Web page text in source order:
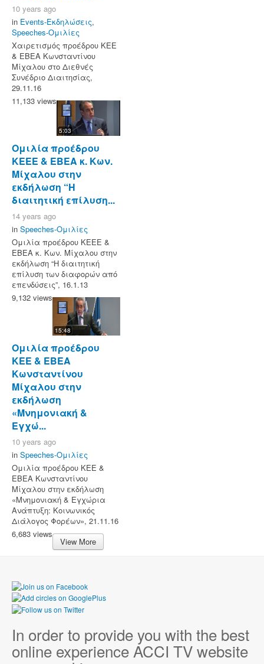
10 years ago
in Events-Εκδηλώσεις,
Speeches-Ομιλίες
Χαιρετισμός προέδρου ΚΕΕ
& ΕΒΕΑ Κωνσταντίνου
Μίχαλου στο Διεθνές
Συνέδριο Διαιτησίας,
29.11.16
11,133 views
5:03
Ομιλία προέδρου
ΚΕΕΕ & ΕΒΕΑ κ. Κων.
Μίχαλου στην
εκδήλωση “Η
διαιτητική επίλυση...
14 years ago
in Speeches-Ομιλίες
Ομιλία προέδρου ΚΕΕΕ &
ΕΒΕΑ κ. Κων. Μίχαλου στην
εκδήλωση “Η διαιτητική
επίλυση των διαφορών από
επενδύσεις”, 16.1.13
9,132 views
15:48
Ομιλία προέδρου
ΚΕΕ & ΕΒΕΑ
Κωνσταντίνου
Μίχαλου στην
εκδήλωση
«Μνημονιακή &
Εγχώ...
10 years ago
in Speeches-Ομιλίες
Ομιλία προέδρου ΚΕΕ &
ΕΒΕΑ Κωνσταντίνου
Μίχαλου στην εκδήλωση
«Μνημονιακή & Εγχώρια
Ανάπτυξη: Κοινωνικός
Διάλογος Φορέων», 21.11.16
6,683 views
View More
In order to provide you with the best
online experience ACCI TV website